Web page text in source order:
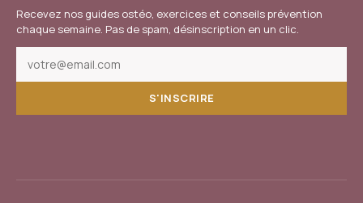
Recevez nos guides ostéo, exercices et conseils prévention
chaque semaine. Pas de spam, désinscription en un clic.
S'INSCRIRE